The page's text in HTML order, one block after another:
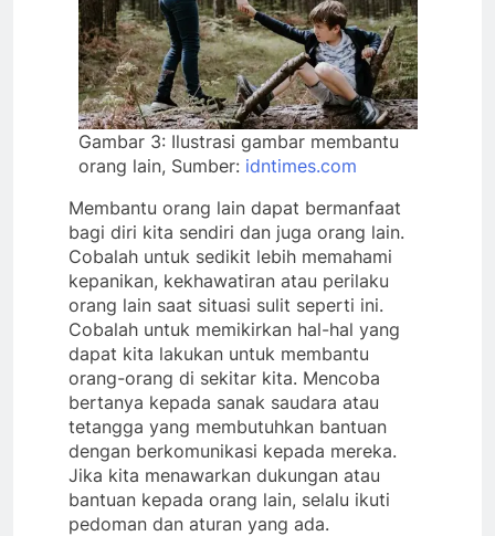
Gambar 3: Ilustrasi gambar membantu
orang lain, Sumber: idntimes.com
Membantu orang lain dapat bermanfaat
bagi diri kita sendiri dan juga orang lain.
Cobalah untuk sedikit lebih memahami
kepanikan, kekhawatiran atau perilaku
orang lain saat situasi sulit seperti ini.
Cobalah untuk memikirkan hal-hal yang
dapat kita lakukan untuk membantu
orang-orang di sekitar kita. Mencoba
bertanya kepada sanak saudara atau
tetangga yang membutuhkan bantuan
dengan berkomunikasi kepada mereka.
Jika kita menawarkan dukungan atau
bantuan kepada orang lain, selalu ikuti
pedoman dan aturan yang ada.